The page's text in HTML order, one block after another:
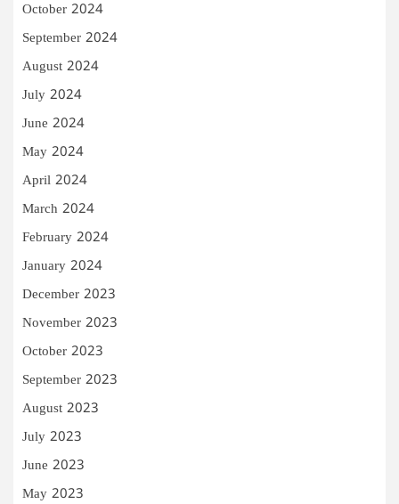
October 2024
September 2024
August 2024
July 2024
June 2024
May 2024
April 2024
March 2024
February 2024
January 2024
December 2023
November 2023
October 2023
September 2023
August 2023
July 2023
June 2023
May 2023